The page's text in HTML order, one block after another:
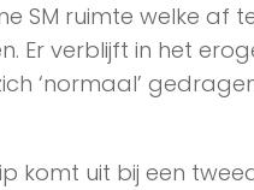
SM ruimte welke af
Er verblijft in het
‘normaal’
komt uit bij een